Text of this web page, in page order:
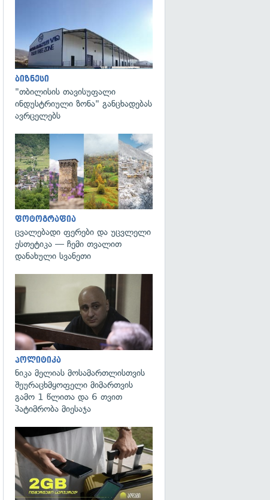
ბიზნესი
"თბილისის თავისუფალი
ინდუსტრიული ზონა" განცხადებას
ავრცელებს
ფოტოგრაფია
ცვალებადი ფერები და უცვლელი
ესთეტიკა — ჩემი თვალით
დანახული სვანეთი
პოლიტიკა
ნიკა მელიას მოსამართლისთვის
შეურაცხმყოფელი მიმართვის
გამო 1 წლითა და 6 თვით
პატიმრობა მიესაჯა